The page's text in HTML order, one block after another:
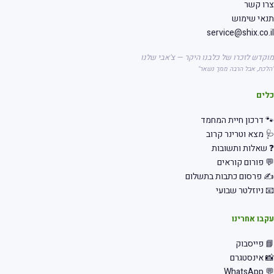
קשר
שימוש
לזכרו של כלבנו היקר — צ'אבי שלנו
אבל הרבה ממך נשאר"
דרכון חיית המחמד
מצא וטרינר קרוב
שאלות ותשובות
פורום קוראים
פרסום כתבות בתשלום
ניוזלטר שבועי
אחרינו
פייסבוק
אינסטגרם